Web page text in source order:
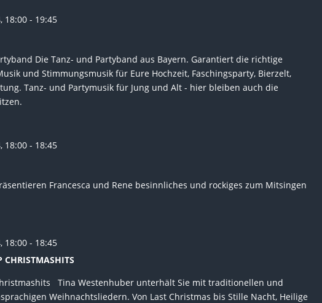
18:00- 19:45
Die Tanz- und Partyband aus Bayern. Garantiert die richtige
und Stimmungsmusik für Eure Hochzeit, Faschingsparty, Bierzelt,
Tanz- und Partymusik für Jung und Alt - hier bleiben auch die
18:00- 18:45
Francesca und Rene besinnliches und rockiges zum Mitsingen
CHRISTMASHITS
18:00- 18:45
Tina Westenhuber unterhält Sie mit traditionellen und
Weihnachtsliedern. Von Last Christmas bis Stille Nacht, Heilige